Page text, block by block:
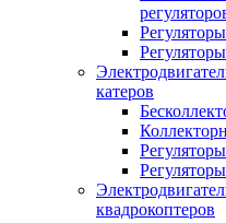
катеров
квадрокоптеров